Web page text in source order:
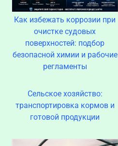
Как избежать коррозии при
очистке судовых
поверхностей: подбор
безопасной химии и рабочие
регламенты
Сельское хозяйство:
транспортировка кормов и
готовой продукции